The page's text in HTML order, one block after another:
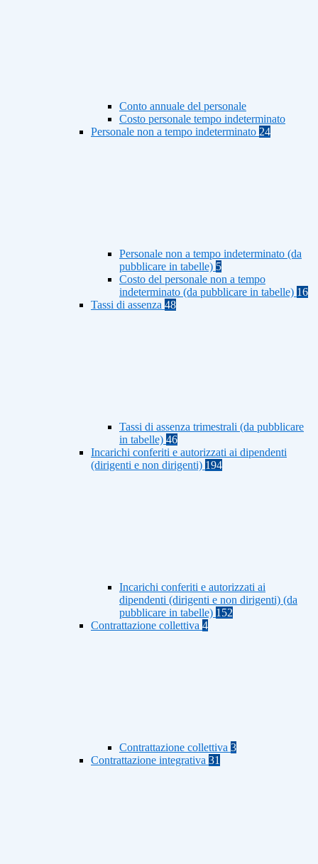
Conto annuale del personale
Costo personale tempo indeterminato
Personale non a tempo indeterminato 24
Personale non a tempo indeterminato (da
pubblicare in tabelle) 5
Costo del personale non a tempo
indeterminato (da pubblicare in tabelle) 16
Tassi di assenza 48
Tassi di assenza trimestrali (da pubblicare
in tabelle) 46
Incarichi conferiti e autorizzati ai dipendenti
(dirigenti e non dirigenti) 194
Incarichi conferiti e autorizzati ai
dipendenti (dirigenti e non dirigenti) (da
pubblicare in tabelle) 152
Contrattazione collettiva 4
Contrattazione collettiva 3
Contrattazione integrativa 31